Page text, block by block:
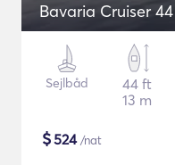
Bavaria Cruiser 44
Sejlbåd
44 ft
13 m
$524/nat